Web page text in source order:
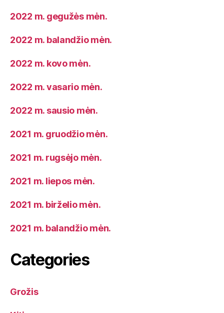
2022 m. gegužės mėn.
2022 m. balandžio mėn.
2022 m. kovo mėn.
2022 m. vasario mėn.
2022 m. sausio mėn.
2021 m. gruodžio mėn.
2021 m. rugsėjo mėn.
2021 m. liepos mėn.
2021 m. birželio mėn.
2021 m. balandžio mėn.
Categories
Grožis